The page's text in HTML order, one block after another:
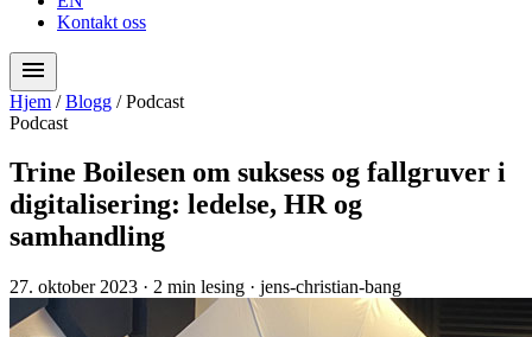
Kontakt oss
menu
Hjem / Blogg / Podcast
Podcast
Trine Boilesen om suksess og fallgruver i
digitalisering: ledelse, HR og
samhandling
27. oktober 2023 · 2 min lesing · jens-christian-bang